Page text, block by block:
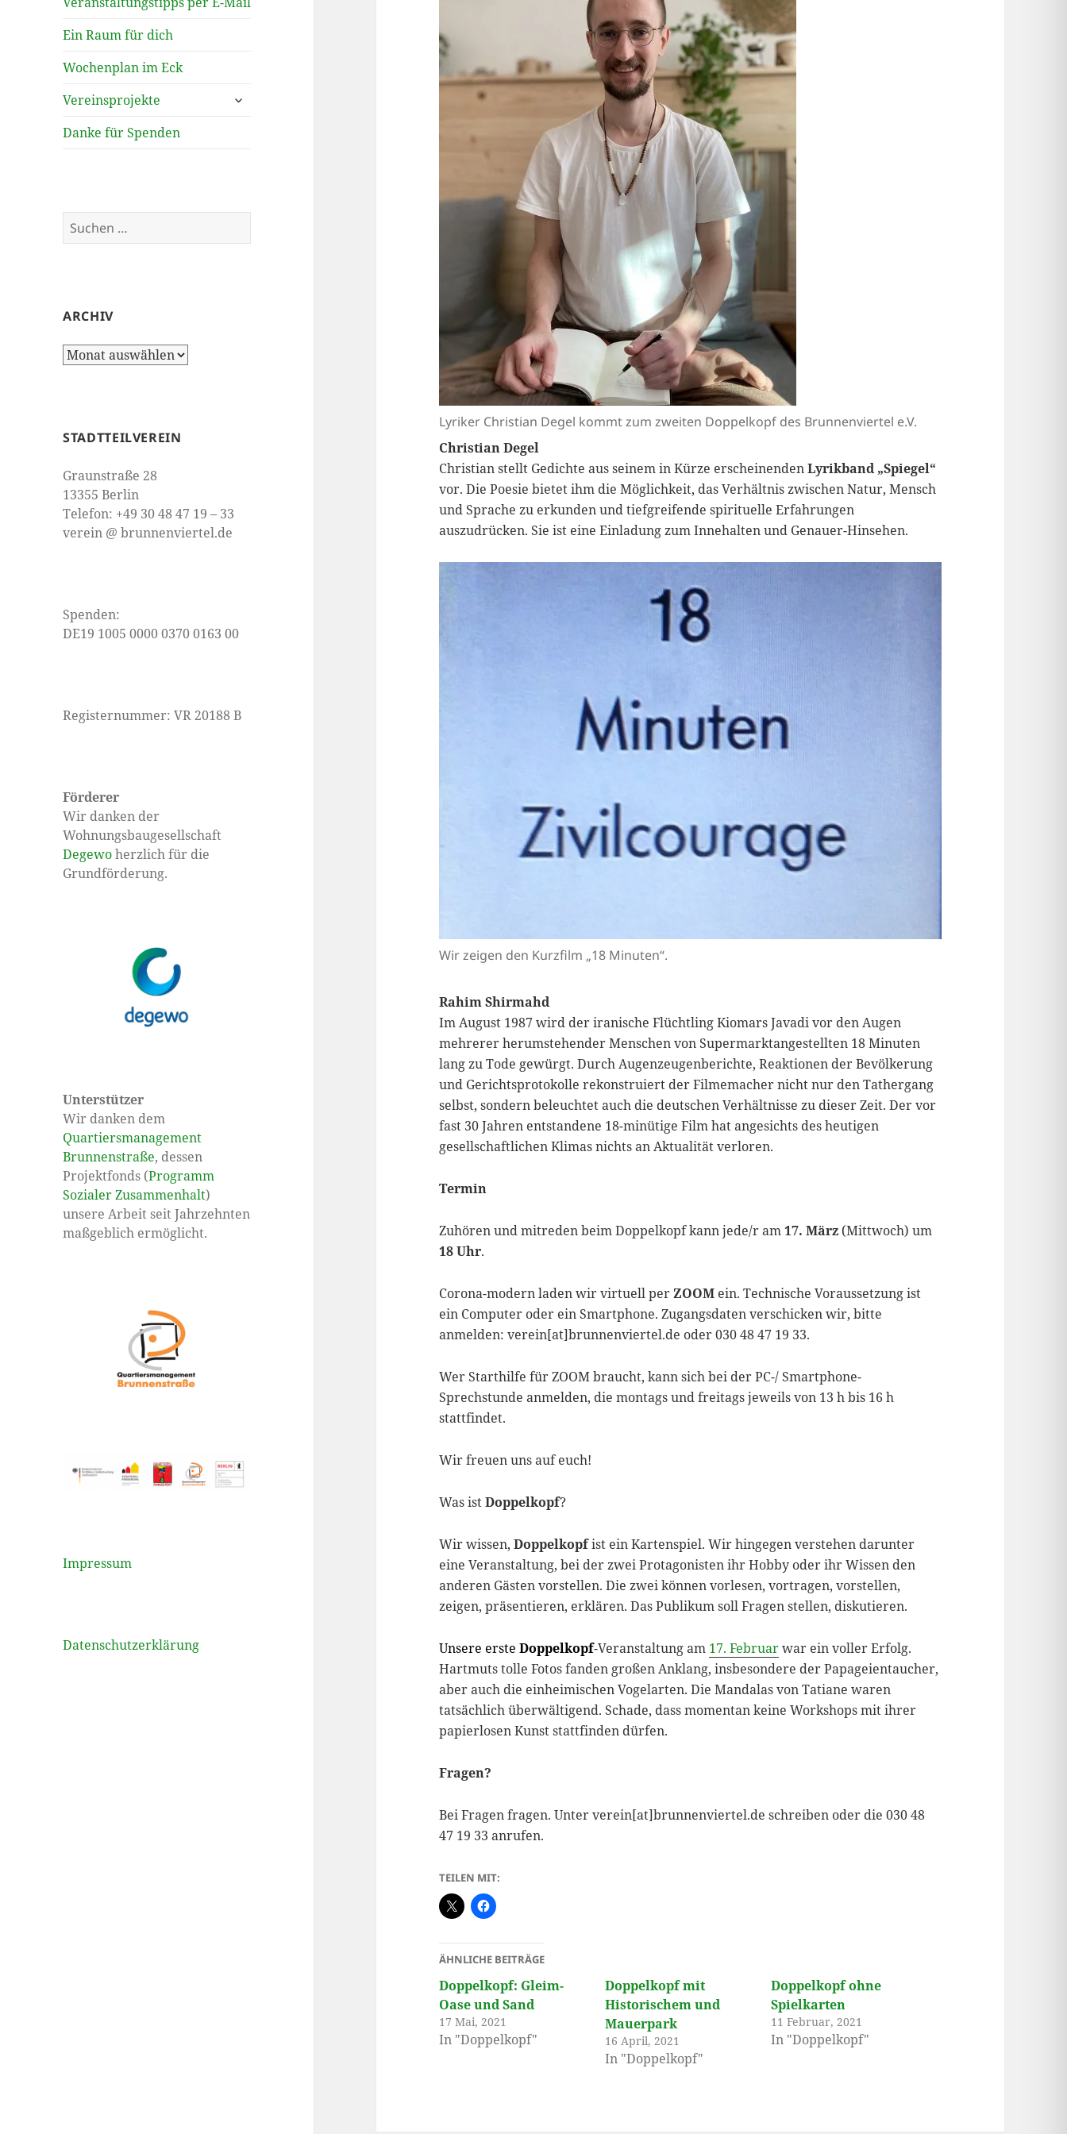
Ein Raum für dich
Wochenplan im Eck
Vereinsprojekte
untermenü
Danke für Spenden
Suchen
nach:
ARCHIV
Archiv
STADTTEILVEREIN
Graunstraße 28
13355 Berlin
Telefon: +49 30 48 47 19 – 33
verein @ brunnenviertel.de
Spenden:
DE19 1005 0000 0370 0163 00
Registernummer: VR 20188 B
Förderer
Wir danken der
Wohnungsbaugesellschaft
Degewoherzlich für die
Grundförderung.
Unterstützer
Wir danken dem
Quartiersmanagement
Brunnenstraße, dessen
Projektfonds (Programm
Sozialer Zusammenhalt)
unsere Arbeit seit Jahrzehnten
maßgeblich ermöglicht.
Impressum
Datenschutzerklärung
Lyriker Christian Degel kommt zum zweiten Doppelkopf des Brunnenviertel e.V.
Christian Degel
Christian stellt Gedichte aus seinem in Kürze erscheinendenLyrikband „Spiegel“
vor. Die Poesie bietet ihm die Möglichkeit, das Verhältnis zwischen Natur, Mensch
und Sprache zu erkunden und tiefgreifende spirituelle Erfahrungen
auszudrücken. Sie ist eine Einladung zum Innehalten und Genauer-Hinsehen.
Wir zeigen den Kurzfilm „18 Minuten“.
Rahim Shirmahd
Im August 1987 wird der iranische Flüchtling Kiomars Javadi vor den Augen
mehrerer herumstehender Menschen von Supermarktangestellten 18 Minuten
lang zu Tode gewürgt. Durch Augenzeugenberichte, Reaktionen der Bevölkerung
und Gerichtsprotokolle rekonstruiert der Filmemacher nicht nur den Tathergang
selbst, sondern beleuchtet auch die deutschen Verhältnisse zu dieser Zeit. Der vor
fast 30 Jahren entstandene 18-minütige Film hat angesichts des heutigen
gesellschaftlichen Klimas nichts an Aktualität verloren.
Termin
Zuhören und mitreden beim Doppelkopf kann jede/r am17. März (Mittwoch) um
18 Uhr.
Corona-modern laden wir virtuell perZOOM ein. Technische Voraussetzung ist
ein Computer oder ein Smartphone. Zugangsdaten verschicken wir, bitte
anmelden: verein[at]brunnenviertel.de oder 030 48 47 19 33.
Wer Starthilfe für ZOOM braucht, kann sich bei der PC-/ Smartphone-
Sprechstunde anmelden, die montags und freitags jeweils von 13 h bis 16 h
stattfindet.
Wir freuen uns auf euch!
Was istDoppelkopf?
Wir wissen,Doppelkopfist ein Kartenspiel. Wir hingegen verstehen darunter
eine Veranstaltung, bei der zwei Protagonisten ihr Hobby oder ihr Wissen den
anderen Gästen vorstellen. Die zwei können vorlesen, vortragen, vorstellen,
zeigen, präsentieren, erklären. Das Publikum soll Fragen stellen, diskutieren.
Unsere ersteDoppelkopf-Veranstaltung am 17. Februarwar ein voller Erfolg.
Hartmuts tolle Fotos fanden großen Anklang, insbesondere der Papageientaucher,
aber auch die einheimischen Vogelarten. Die Mandalas von Tatiane waren
tatsächlich überwältigend. Schade, dass momentan keine Workshops mit ihrer
papierlosen Kunst stattfinden dürfen.
Fragen?
Bei Fragen fragen. Unter verein[at]brunnenviertel.de schreiben oder die 030 48
47 19 33 anrufen.
TEILEN MIT:
ÄHNLICHE BEITRÄGE
Doppelkopf: Gleim-
Oase und Sand
17 Mai, 2021
In "Doppelkopf"
Doppelkopf mit
Historischem und
Mauerpark
16 April, 2021
In "Doppelkopf"
Doppelkopf ohne
Spielkarten
11 Februar, 2021
In "Doppelkopf"